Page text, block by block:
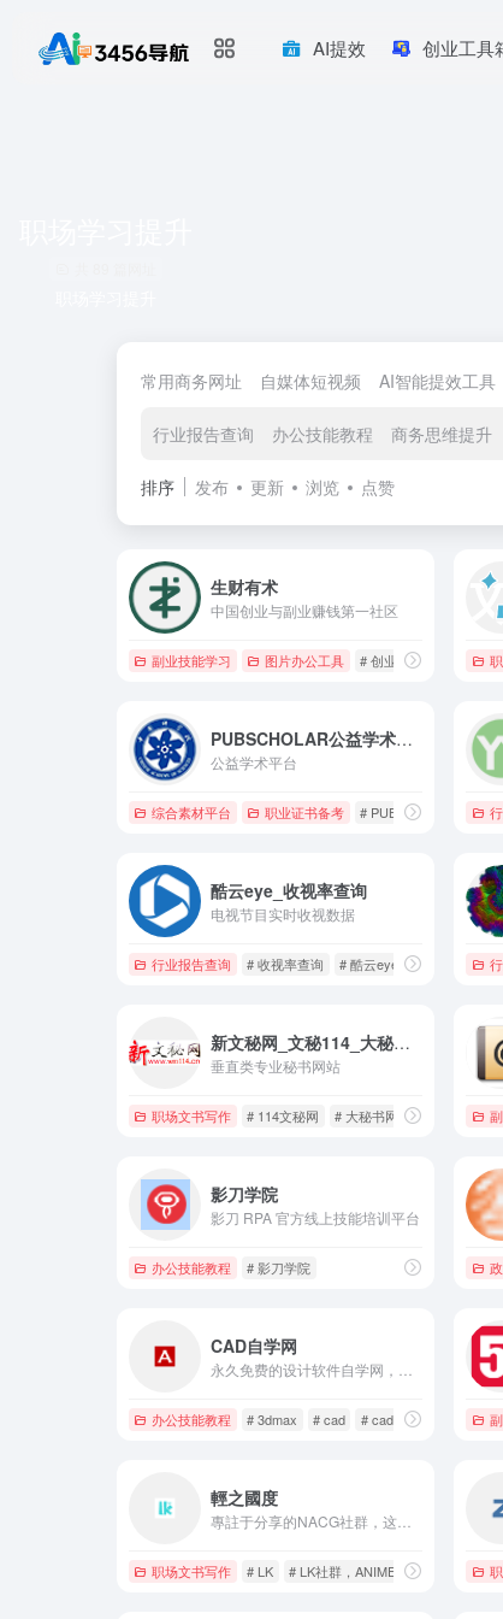
AI提效 创业工具
常用商务网址 自媒体短视频 AI智能提效工具
行业报告查询 办公技能教程 商务思维提升
排序 发布 更新 浏览 点赞
生财有术
中国创业与副业赚钱第一社区
副业技能学习 图片办公工具 # 创业者，副业，实操
PUBSCHOLAR公益学术平台
公益学术平台
综合素材平台 职业证书备考 # PUBSCHOLAR #
酷云eye_收视率查询
电视节目实时收视数据
行业报告查询 # 收视率查询 # 酷云eye
新文秘网_文秘114_大秘书网站
垂直类专业秘书网站
职场文书写作 # 114文秘网 # 大秘书网 # 大秘书网站
影刀学院
影刀 RPA 官方线上技能培训平台
办公技能教程 # 影刀学院
CAD自学网
办公技能教程 # 3dmax # cad # cad下载
輕之國度
职场文书写作 # LK # LK社群，ANIME # 动漫